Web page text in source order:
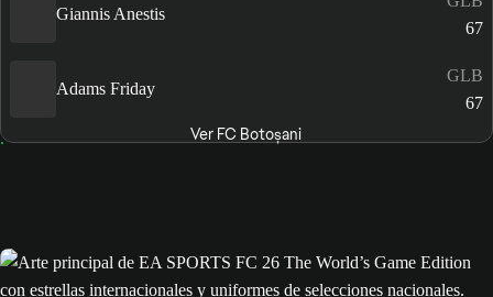
Giannis Anestis
67
Adams Friday
GLB
67
Ver FC Botoșani